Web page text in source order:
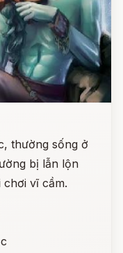
thường sống ở
bị lẫn lộn
vĩ cầm.